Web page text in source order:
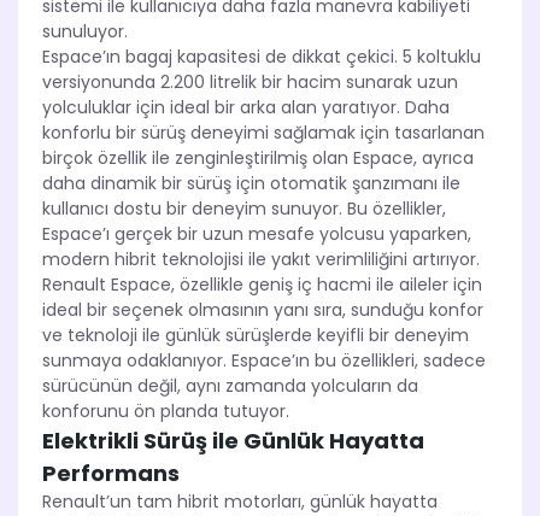
sistemi ile kullanıcıya daha fazla manevra kabiliyeti
sunuluyor.
Espace’ın bagaj kapasitesi de dikkat çekici. 5 koltuklu
versiyonunda 2.200 litrelik bir hacim sunarak uzun
yolculuklar için ideal bir arka alan yaratıyor. Daha
konforlu bir sürüş deneyimi sağlamak için tasarlanan
birçok özellik ile zenginleştirilmiş olan Espace, ayrıca
daha dinamik bir sürüş için otomatik şanzımanı ile
kullanıcı dostu bir deneyim sunuyor. Bu özellikler,
Espace’ı gerçek bir uzun mesafe yolcusu yaparken,
modern hibrit teknolojisi ile yakıt verimliliğini artırıyor.
Renault Espace, özellikle geniş iç hacmi ile aileler için
ideal bir seçenek olmasının yanı sıra, sunduğu konfor
ve teknoloji ile günlük sürüşlerde keyifli bir deneyim
sunmaya odaklanıyor. Espace’ın bu özellikleri, sadece
sürücünün değil, aynı zamanda yolcuların da
konforunu ön planda tutuyor.
Elektrikli Sürüş ile Günlük Hayatta
Performans
Renault’un tam hibrit motorları, günlük hayatta